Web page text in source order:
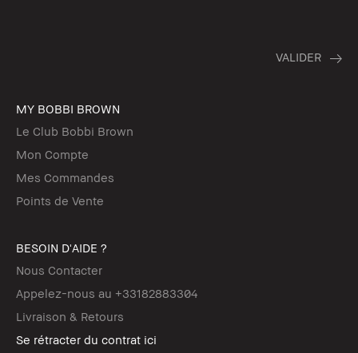
MY BOBBI BROWN
Le Club Bobbi Brown
Mon Compte
Mes Commandes
Points de Vente
BESOIN D'AIDE ?
Nous Contacter
Appelez-nous au +33182883304
Livraison & Retours
Se rétracter du contrat ici